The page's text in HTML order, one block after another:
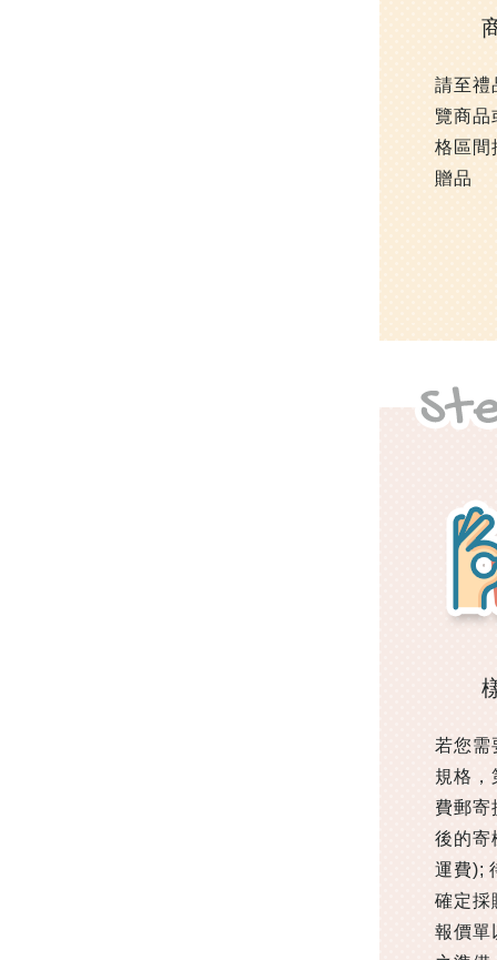
請至禮
覽商品
格區間
贈品
若您需
規格，
費郵寄
後的寄
運費);
確定採
報價單